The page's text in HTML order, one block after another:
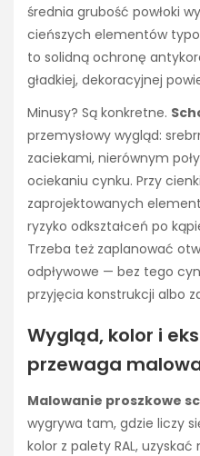
średnia grubość powłoki
cieńszych elementów
to solidną ochronę
gładkiej, dekoracyjnej
Minusy? Są konkretne.
przemysłowy wygląd:
zaciekami, nierównym
ociekaniu cynku. Przy
zaprojektowanych
ryzyko odkształceń po
Trzeba też zaplanować
odpływowe — bez tego
przyjęcia konstrukcji albo
Wygląd, kolor i
przewaga
Malowanie proszkowe
wygrywa tam, gdzie liczy
kolor z palety RAL, uzyskać